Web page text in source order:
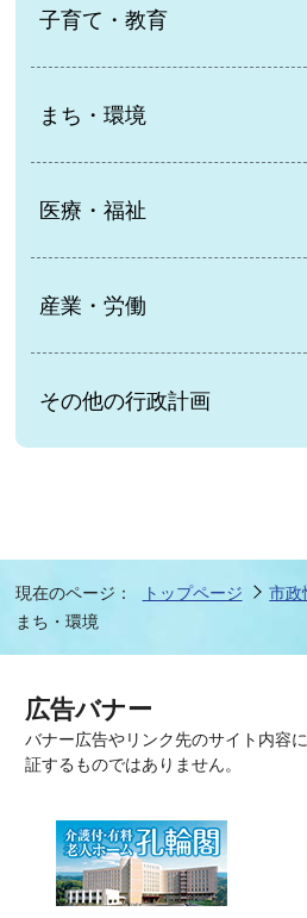
子育て・教育
まち・環境
医療・福祉
産業・労働
その他の行政計画
現在のページ： トップページ 市政
まち・環境
広告バナー
バナー広告やリンク先のサイト内容
証するものではありません。